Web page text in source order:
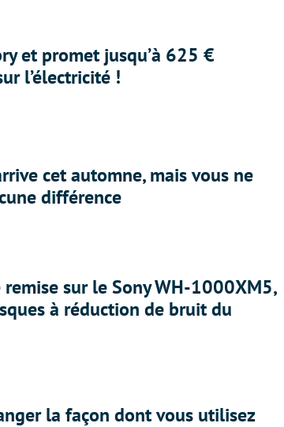
et promet jusqu’à 625 €
l’électricité !
cet automne, mais vous ne
différence
sur le Sony WH-1000XM5,
à réduction de bruit du
la façon dont vous utilisez